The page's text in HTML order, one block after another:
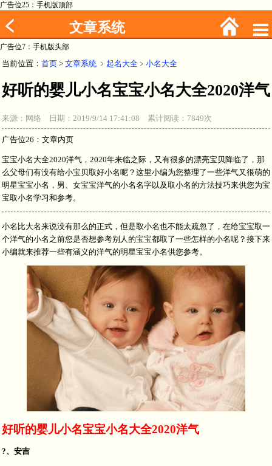
广告位25：手机版顶部
文章系统
广告位7：手机版头部
当前位置： 首页 > 文章系统 ﹥ 起名大全 ﹥ 小名大全
好听的婴儿小名宝宝小名大全2020洋气
来源：网络 日期：2019/9/14 17:41:08 累计阅读：7849次
广告位26：文章内页
宝宝小名大全2020洋气，2020年来临之际，又有很多的漂亮宝贝降临了，那
么父母们有没有给小宝贝取好小名呢？这里小编为您整理了一些洋气又很萌的
明星宝宝小名，男、女宝宝洋气的小名名字以及取小名的方法技巧来供您为宝
宝取小名学习和参考。
小名比大名来说没有那么的正式，但是取小名也不能太疏忽了，在给宝宝取一
个洋气的小名之前您是否想参考别人的宝宝都取了一些怎样的小名呢？接下来
小编就来推荐一些有涵义的洋气的明星宝宝小名供您参考。
好听的婴儿小名宝宝小名大全2020洋气
?、安吉